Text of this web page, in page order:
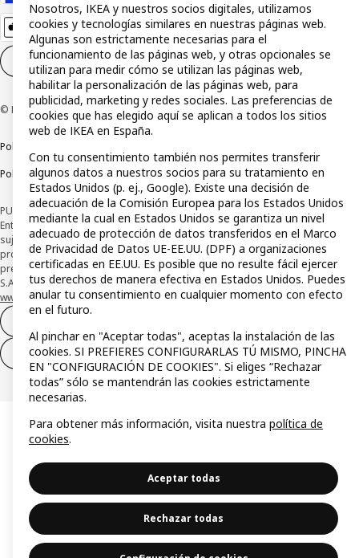
Configuración de cookies ES
© Inter IKEA Systems B.V 1999-2026
Política de privacidad
Política de divulgación responsable
PUBLICIDAD: *Financiación a través de la tarjeta IKEA VISA emitida por la
Entidad de Pago híbrida CaixaBank Payments & Consumer, E.F.C., E.P., S.A.U., y
sujeta a su organización. La entidad ha escogido como sistema de
protección de los fondos recibidos de usuarios de servicios de pago que
presta su depósito en una cuenta bancaria separada abierta en CaixaBank,
S.A. Conoce más acerca de las formas de pago de tu tarjeta aquí:
www.caixabankpc.com/es/productos. ​
Desistimiento de solo servicios
Nosotros, IKEA y nuestros socios digitales, utilizamos
cookies y tecnologías similares en nuestras páginas web.
Algunas son estrictamente necesarias para el
funcionamiento de las páginas web, y otras opcionales se
utilizan para medir cómo se utilizan las páginas web,
habilitar la personalización de las páginas web, para
publicidad, marketing y redes sociales. Las preferencias de
cookies que has elegido aquí se aplican a todos los sitios
web de IKEA en España.
Con tu consentimiento también nos permites transferir
algunos datos a nuestros socios para su tratamiento en
Estados Unidos (p. ej., Google). Existe una decisión de
adecuación de la Comisión Europea para los Estados Unidos
mediante la cual en Estados Unidos se garantiza un nivel
adecuado de protección de datos transferidos en el Marco
de Privacidad de Datos UE-EE.UU. (DPF) a organizaciones
certificadas en EE.UU. Es posible que no resulte fácil ejercer
tus derechos de manera efectiva en Estados Unidos. Puedes
anular tu consentimiento en cualquier momento con efecto
en el futuro.
Al pinchar en "Aceptar todas", aceptas la instalación de las
cookies. SI PREFIERES CONFIGURARLAS TÚ MISMO, PINCHA
EN "CONFIGURACIÓN DE COOKIES". Si eliges “Rechazar
todas” sólo se mantendrán las cookies estrictamente
necesarias.
Para obtener más información, visita nuestra política de
cookies.
Aceptar todas
Rechazar todas